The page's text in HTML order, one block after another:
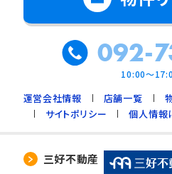
092-
10:00～
運営会社情報 店舗一覧
サイトポリシー
個人情報
三好不動産